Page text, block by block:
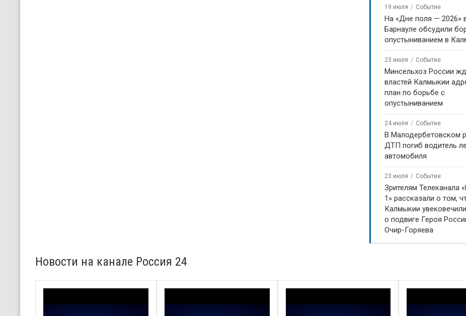
19 июля Событие
На «Дне поля — 2026»
Барнауле обсудили
опустыниванием в
23 июля Событие
Минсельхоз России
властей Калмыкии
план по борьбе с
опустыниванием
24 июля Событие
В Малодербетовском
ДТП погиб водитель
автомобиля
23 июля Событие
Зрителям Телеканала
1» рассказали о том,
Калмыкии
о подвиге Героя
Очир-Горяева
Новости на канале Россия 24